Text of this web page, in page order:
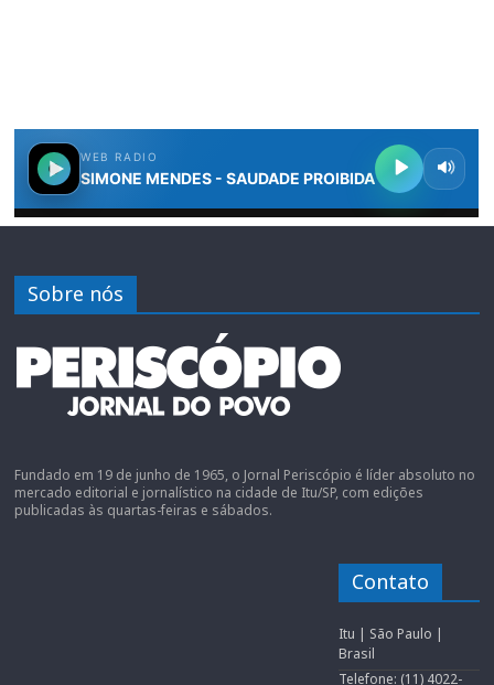
Sobre nós
Fundado em 19 de junho de 1965, o Jornal Periscópio é líder absoluto no
mercado editorial e jornalístico na cidade de Itu/SP, com edições
publicadas às quartas-feiras e sábados.
Contato
Itu | São Paulo |
Brasil
Telefone: (11) 4022-